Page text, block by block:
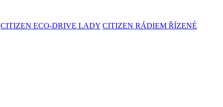
CITIZEN ECO-DRIVE LADY CITIZEN RÁDIEM ŘÍZENÉ